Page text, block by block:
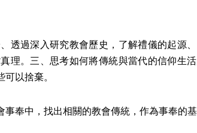
透過深入研究教會歷史，了解禮儀的起源
理。三、思考如何將傳統與當代的信仰生
以捨棄。
奉中，找出相關的教會傳統，作為事奉的基